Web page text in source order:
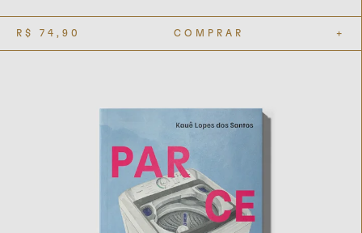
R$ 74,90 COMPRAR +